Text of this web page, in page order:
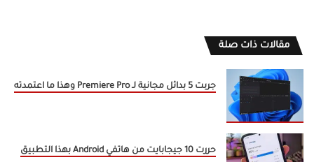
مقالات ذات صلة
جربت 5 بدائل مجانية لـ Premiere Pro وهذا ما اعتمدته
حررت 10 جيجابايت من هاتفي Android بهذا التطبيق